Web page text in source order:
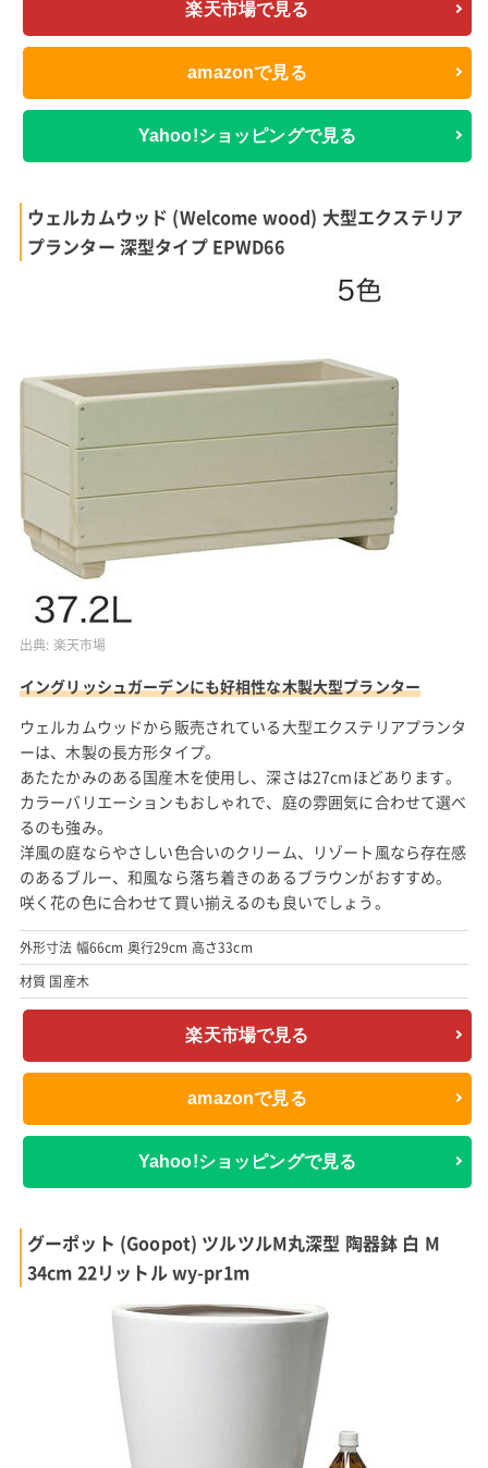
楽天市場で見る
amazonで見る
Yahoo!ショッピングで見る
ウェルカムウッド (Welcome wood) 大型エクステリア
プランター 深型タイプ EPWD66
出典: 楽天市場
イングリッシュガーデンにも好相性な木製大型プランター
ウェルカムウッドから販売されている大型エクステリアプランタ
ーは、木製の長方形タイプ。
あたたかみのある国産木を使用し、深さは27cmほどあります。
カラーバリエーションもおしゃれで、庭の雰囲気に合わせて選べ
るのも強み。
洋風の庭ならやさしい色合いのクリーム、リゾート風なら存在感
のあるブルー、和風なら落ち着きのあるブラウンがおすすめ。
咲く花の色に合わせて買い揃えるのも良いでしょう。
外形寸法 幅66cm 奥行29cm 高さ33cm
材質 国産木
楽天市場で見る
amazonで見る
Yahoo!ショッピングで見る
グーポット (Goopot) ツルツルM丸深型 陶器鉢 白 M
34cm 22リットル wy-pr1m